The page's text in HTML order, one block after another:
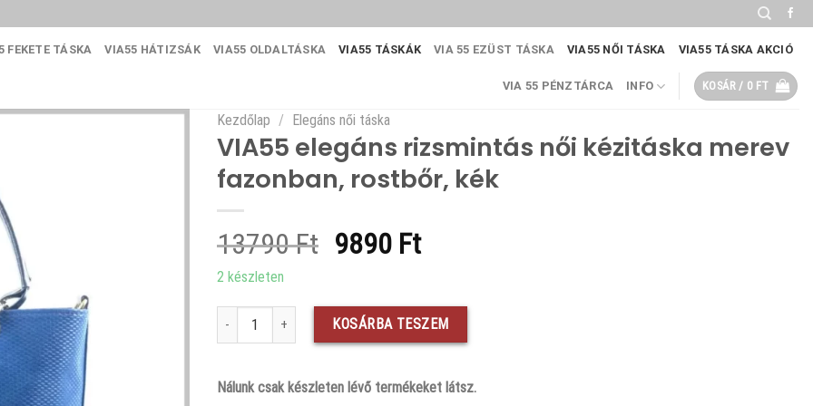
FEKETE TÁSKA VIA55 HÁTIZSÁK VIA55 OLDALTÁSKA VIA55 TÁSKÁK VIA 55 EZÜST TÁSKA VIA55 NŐI TÁSKA VIA55 TÁSKA AKCIÓ
VIA 55 PÉNZTÁRCA INFO KOSÁR / 0 FT
Kezdőlap / Elegáns női táska
VIA55 elegáns rizsmintás női kézitáska merev
fazonban, rostbőr, kék
13790Ft Original
was:
13790 Ft.
9890 FtCurrent
is:
9890 Ft.
2 készleten
VIA55 elegáns rizsmintás női kézitáska merev fazonban, rostbőr, kék mennyiség
KOSÁRBA TESZEM
Nálunk csak készleten lévő termékeket látsz.